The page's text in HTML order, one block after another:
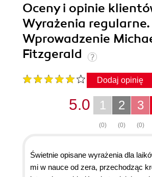
Oceny i opinie
Wyrażenia regularne.
Wprowadzenie
Fitzgerald
Dodaj opinię
3
(0)
2
(0)
1
(0)
5.0
Świetnie opisane wyrażenia dla
mi w nauce od zera, przechodząc